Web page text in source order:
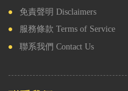
免責聲明 Disclaimers
服務條款 Terms of Service
聯系我們 Contact Us